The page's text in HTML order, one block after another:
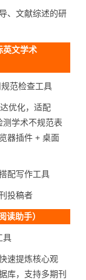
、文献综述的研
文学术
范检查工具
优化，适配
学术不规范表
器插件 + 桌面
配写作工具
投稿者
助手）
具
速提炼核心观
库，支持多期刊